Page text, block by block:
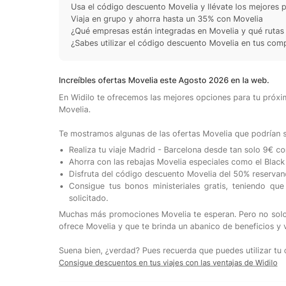
Usa el código descuento Movelia y llévate los mejores
Viaja en grupo y ahorra hasta un 35% con Movelia
¿Qué empresas están integradas en Movelia y qué
¿Sabes utilizar el código descuento Movelia en tus
Increíbles ofertas Movelia este Agosto 2026 en la web.
En Widilo te ofrecemos las mejores opciones para tu
Movelia.
Realiza tu viaje Madrid - Barcelona desde tan solo 9€
Ahorra con las rebajas Movelia especiales como el
Disfruta del código descuento Movelia del 50%
Consigue tus bonos ministeriales gratis, teniendo
solicitado.
Muchas más promociones Movelia te esperan. Pero no
ofrece Movelia y que te brinda un abanico de beneficios y
Consigue descuentos en tus viajes con las ventajas de Widilo